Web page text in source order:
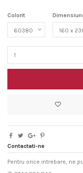
Colorit
Contactati-ne
Pentru orice intrebare, ne